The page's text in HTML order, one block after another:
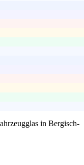
in Bergisch-